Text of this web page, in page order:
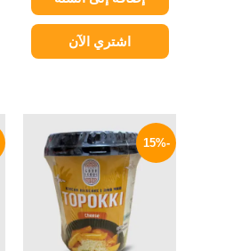
اشتري الآن
-15%
الأصلي
هو:
235 EGP.
الحالي
هو:
199 EGP.